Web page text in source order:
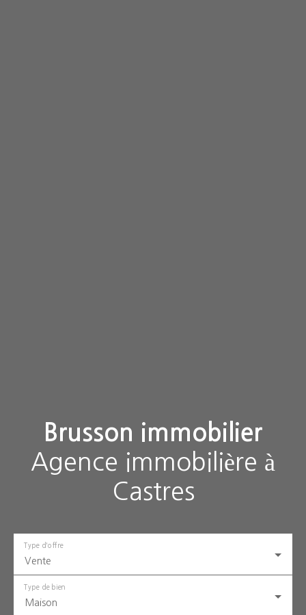
Brusson immobilier
Agence immobilière à
Castres
Vente
Type d'offre
Maison
Type de bien